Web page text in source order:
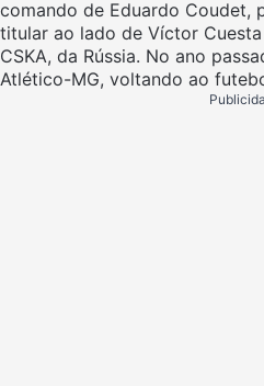
comando de Eduardo Coudet,
titular ao lado de Víctor
CSKA, da Rússia. No ano
Atlético-MG, voltando ao